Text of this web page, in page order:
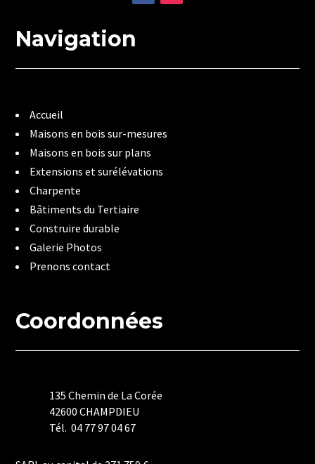
Navigation
Accueil
Maisons en bois sur-mesures
Maisons en bois sur plans
Extensions et surélévations
Charpente
Bâtiments du Tertiaire
Construire durable
Galerie Photos
Prenons contact
Coordonnées
135 Chemin de La Corée
42600 CHAMPDIEU
Tél. 04 77 97 04 67